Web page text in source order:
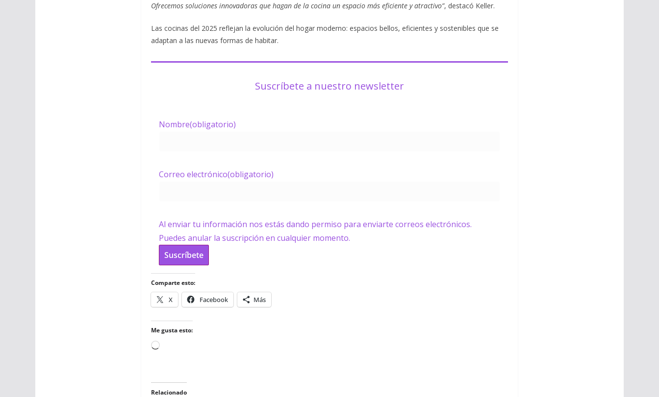
Ofrecemos soluciones innovadoras que hagan de la cocina un espacio más eficiente y atractivo”, destacó Keller.
Las cocinas del 2025 reflejan la evolución del hogar moderno: espacios bellos, eficientes y sostenibles que se
adaptan a las nuevas formas de habitar.
Suscríbete a nuestro newsletter
Nombre(obligatorio)
Correo electrónico(obligatorio)
Al enviar tu información nos estás dando permiso para enviarte correos electrónicos.
Puedes anular la suscripción en cualquier momento.
Suscríbete
Comparte esto:
X Facebook Más
Me gusta esto:
Cargando...
Relacionado